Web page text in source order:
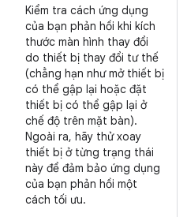
Kiểm tra cách ứng dụng
của bạn phản hồi khi kích
thước màn hình thay đổi
do thiết bị thay đổi tư thế
(chẳng hạn như mở thiết bị
có thể gập lại hoặc đặt
thiết bị có thể gập lại ở
chế độ trên mặt bàn).
Ngoài ra, hãy thử xoay
thiết bị ở từng trạng thái
này để đảm bảo ứng dụng
của bạn phản hồi một
cách tối ưu.